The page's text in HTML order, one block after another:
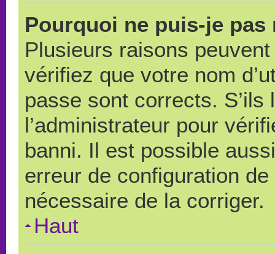
Pourquoi ne puis-je pas
Plusieurs raisons
vérifiez que votre nom
passe sont corrects.
l’administrateur pour
banni. Il est possible
erreur de configuration
nécessaire de la corriger.
Haut